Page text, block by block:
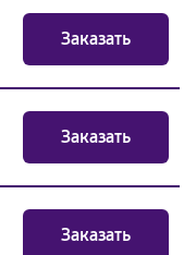
Заказать
Заказать
Заказать